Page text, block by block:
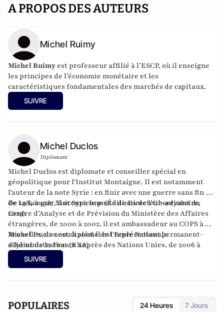
A PROPOS DES AUTEURS
Michel Ruimy
Michel Ruimy est professeur affilié à l’ESCP, où il enseigne
les principes de l’économie monétaire et les
caractéristiques fondamentales des marchés de capitaux.
SUIVRE
Michel Duclos
Diplomate
Michel Duclos est diplomate et conseiller spécial en
géopolitique pour l'Institut Montaigne. Il est notamment
l'auteur de la note Syrie : en finir avec une guerre sans fin et
de La Longue Nuit Syrienne (Éditions de l’Observatoire,
2019).
De 1984 à 1987, il occupe le poste de Directeur-adjoint du
Centre d’Analyse et de Prévision du Ministère des Affaires
étrangères, de 2000 à 2002, il est ambassadeur au COPS à
Bruxelles, de 2002 à 2006 il est représentant permanent-
adjoint de la France auprès des Nations Unies, de 2006 à
2009, il est Ambassadeur en Syrie, puis en Suisse de 2012 à
2014.
Michel Duclos est diplômé de l'Ecole Nationale
d'Administration (ENA).
SUIVRE
POPULAIRES 24 Heures 7 Jours